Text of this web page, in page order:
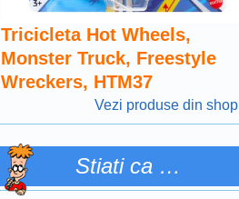
Tricicleta Hot Wheels,
Monster Truck, Freestyle
Wreckers, HTM37
Vezi produse din shop
Stiati ca …